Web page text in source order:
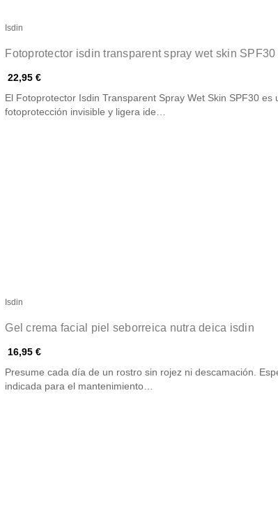
Isdin
Fotoprotector isdin transparent spray wet skin
22,95 €
El Fotoprotector Isdin Transparent Spray Wet Skin SPF30 es
fotoprotección invisible y ligera ide…
Isdin
Gel crema facial piel seborreica nutra deica isdin
16,95 €
Presume cada día de un rostro sin rojez ni descamación.
indicada para el mantenimiento…